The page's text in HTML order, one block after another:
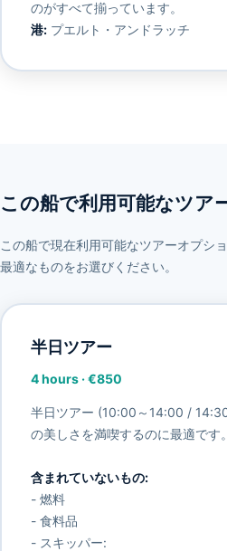
のがすべて揃っています。
港:プエルト・アンドラッチ
この船で利用可能なツア
この船で現在利用可能なツアーオプシ
最適なものをお選びください。
半日ツアー
4 hours·€850
半日ツアー (10:00～14:00 /
の美しさを満喫するのに最適です。
含まれていないもの:
- 燃料
- 食料品
- スキッパー: